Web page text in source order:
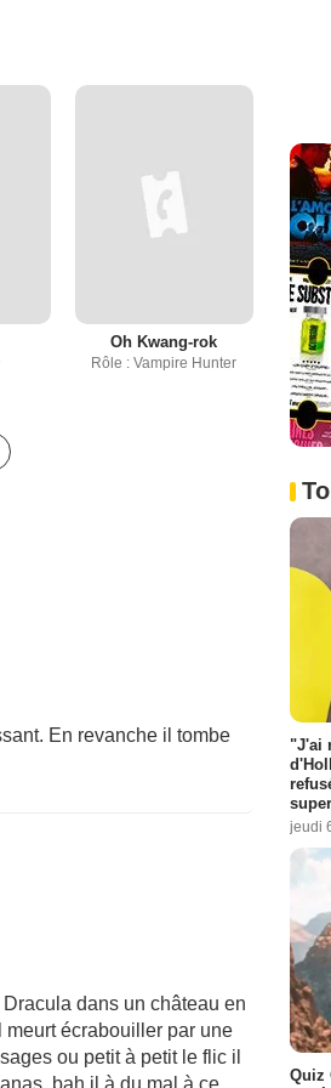
Oh Kwang-rok
Rôle : Vampire Hunter
En revanche il tombe
dans un château en
écrabouiller par une
ou petit à petit le flic il
"J'ai
jeudi
Quiz